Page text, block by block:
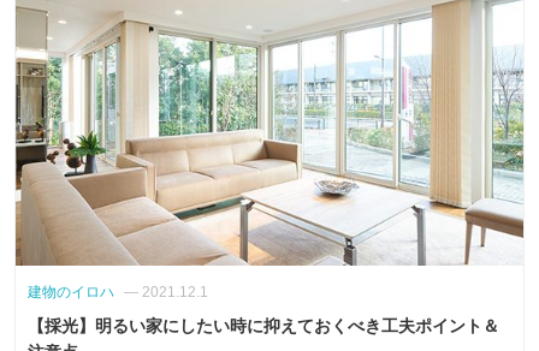
建物のイロハ — 2021.12.1
【採光】明るい家にしたい時に抑えておくべき工夫ポイント＆